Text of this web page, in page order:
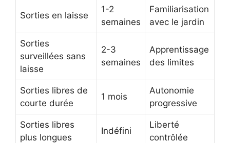
Sorties en laisse
1-2
semaines
Familiarisation
avec le jardin
Sorties
surveillées sans
laisse
2-3
semaines
Apprentissage
des limites
Sorties libres de
courte durée
1 mois
Autonomie
progressive
Sorties libres
plus longues
Indéfini
Liberté
contrôlée